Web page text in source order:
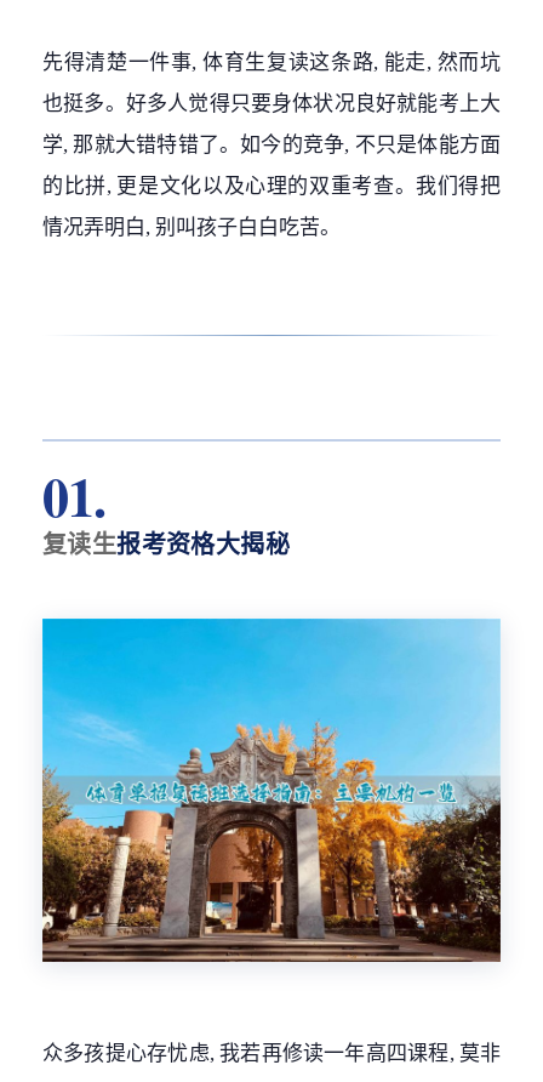
先得清楚一件事, 体育生复读这条路, 能走, 然而坑
也挺多。好多人觉得只要身体状况良好就能考上大
学, 那就大错特错了。如今的竞争, 不只是体能方面
的比拼, 更是文化以及心理的双重考查。我们得把
情况弄明白, 别叫孩子白白吃苦。
01.
复读生报考资格大揭秘
众多孩提心存忧虑, 我若再修读一年高四课程, 莫非